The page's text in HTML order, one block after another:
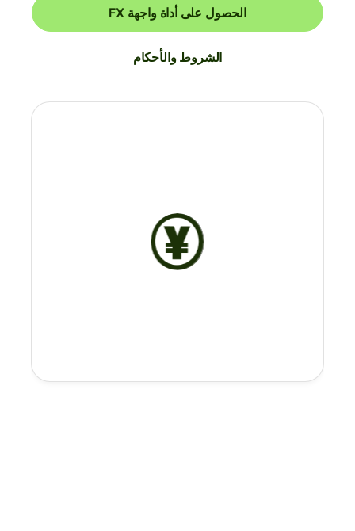
الحصول على أداة واجهة FX
الشروط والأحكام